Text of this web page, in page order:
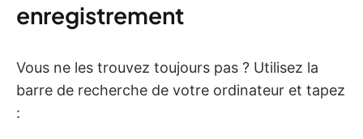
enregistrement
Vous ne les trouvez toujours pas ? Utilisez la
barre de recherche de votre ordinateur et tapez
: